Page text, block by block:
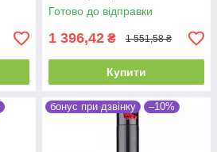
Готово до відправки
1 396,42 ₴ 1 551,58 ₴
Купити
бонус при дзвінку –10%